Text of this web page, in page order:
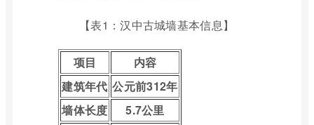
【表1：汉中古城墙基本信息】
项目
内容
建筑年代 公元前312年
墙体长度
5.7公里